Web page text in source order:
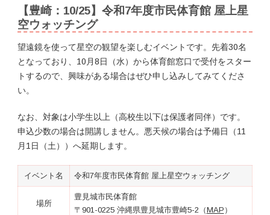
【豊崎：10/25】令和7年度市民体育館 屋上星
空ウォッチング
望遠鏡を使って星空の観望を楽しむイベントです。先着30名
となっており、10月8日（水）から体育館窓口で受付をスター
トするので、興味がある場合はぜひ申し込みしてみてくださ
い。
なお、対象は小学生以上（高校生以下は保護者同伴）です。
申込少数の場合は開講しません。悪天候の場合は予備日（11
月1日（土））へ延期します。
イベント名 令和7年度市民体育館 屋上星空ウォッチング
場所
豊見城市民体育館
〒901-0225 沖縄県豊見城市豊崎5-2（MAP ）